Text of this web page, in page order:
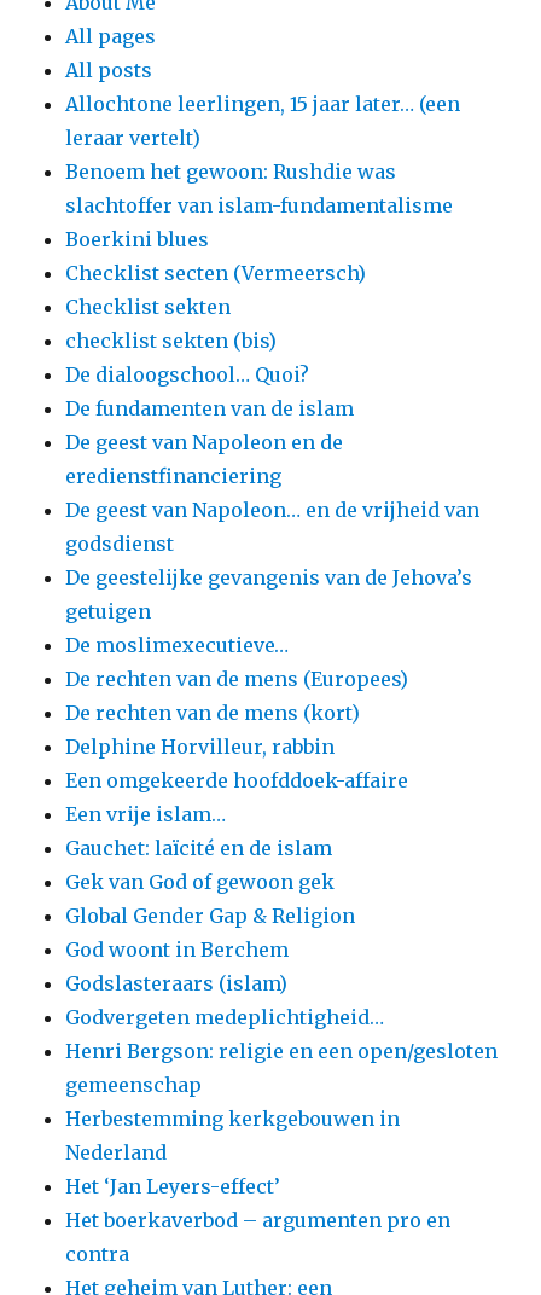
All pages
All posts
Allochtone leerlingen, 15 jaar later… (een
leraar vertelt)
Benoem het gewoon: Rushdie was
slachtoffer van islam-fundamentalisme
Boerkini blues
Checklist secten (Vermeersch)
Checklist sekten
checklist sekten (bis)
De dialoogschool… Quoi?
De fundamenten van de islam
De geest van Napoleon en de
eredienstfinanciering
De geest van Napoleon… en de vrijheid van
godsdienst
De geestelijke gevangenis van de Jehova’s
getuigen
De moslimexecutieve…
De rechten van de mens (Europees)
De rechten van de mens (kort)
Delphine Horvilleur, rabbin
Een omgekeerde hoofddoek-affaire
Een vrije islam…
Gauchet: laïcité en de islam
Gek van God of gewoon gek
Global Gender Gap & Religion
God woont in Berchem
Godslasteraars (islam)
Godvergeten medeplichtigheid…
Henri Bergson: religie en een open/gesloten
gemeenschap
Herbestemming kerkgebouwen in
Nederland
Het ‘Jan Leyers-effect’
Het boerkaverbod – argumenten pro en
contra
Het geheim van Luther: een